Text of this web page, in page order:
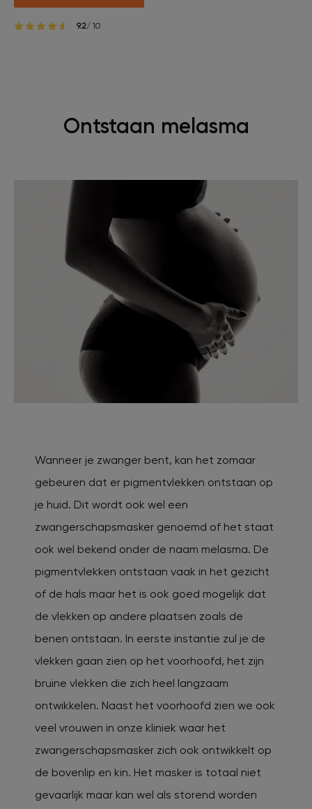
9.2/ 10
Ontstaan melasma
Wanneer je zwanger bent, kan het zomaar
gebeuren dat er pigmentvlekken ontstaan op
je huid. Dit wordt ook wel een
zwangerschapsmasker genoemd of het staat
ook wel bekend onder de naam melasma. De
pigmentvlekken ontstaan vaak in het gezicht
of de hals maar het is ook goed mogelijk dat
de vlekken op andere plaatsen zoals de
benen ontstaan. In eerste instantie zul je de
vlekken gaan zien op het voorhoofd, het zijn
bruine vlekken die zich heel langzaam
ontwikkelen. Naast het voorhoofd zien we ook
veel vrouwen in onze kliniek waar het
zwangerschapsmasker zich ook ontwikkelt op
de bovenlip en kin. Het masker is totaal niet
gevaarlijk maar kan wel als storend worden
Over ons Locaties Vacatures